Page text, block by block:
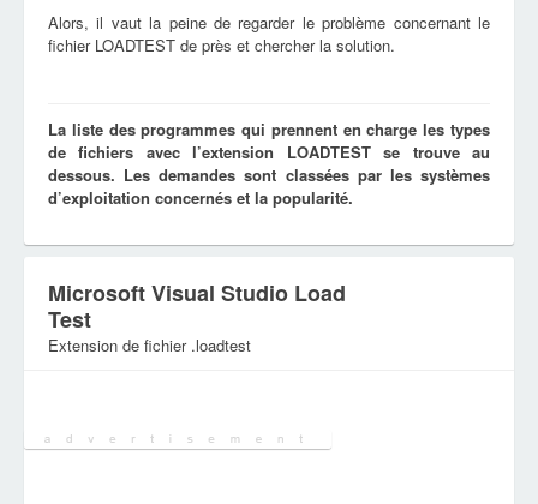
Alors, il vaut la peine de regarder le problème concernant le
fichier LOADTEST de près et chercher la solution.
La liste des programmes qui prennent en charge les types
de fichiers avec l’extension LOADTEST se trouve au
dessous. Les demandes sont classées par les systèmes
d’exploitation concernés et la popularité.
Microsoft Visual Studio Load
Test
Extension de fichier .loadtest